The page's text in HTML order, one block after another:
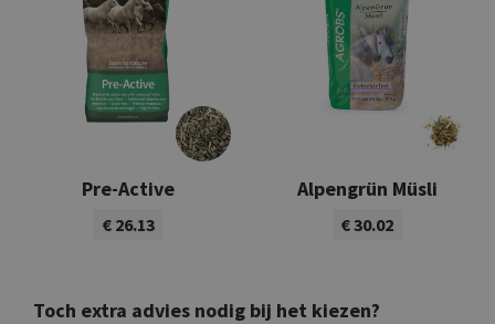
Pre-Active
€ 26.13
Alpengrün Müsli
€ 30.02
Toch extra advies nodig bij het kiezen?